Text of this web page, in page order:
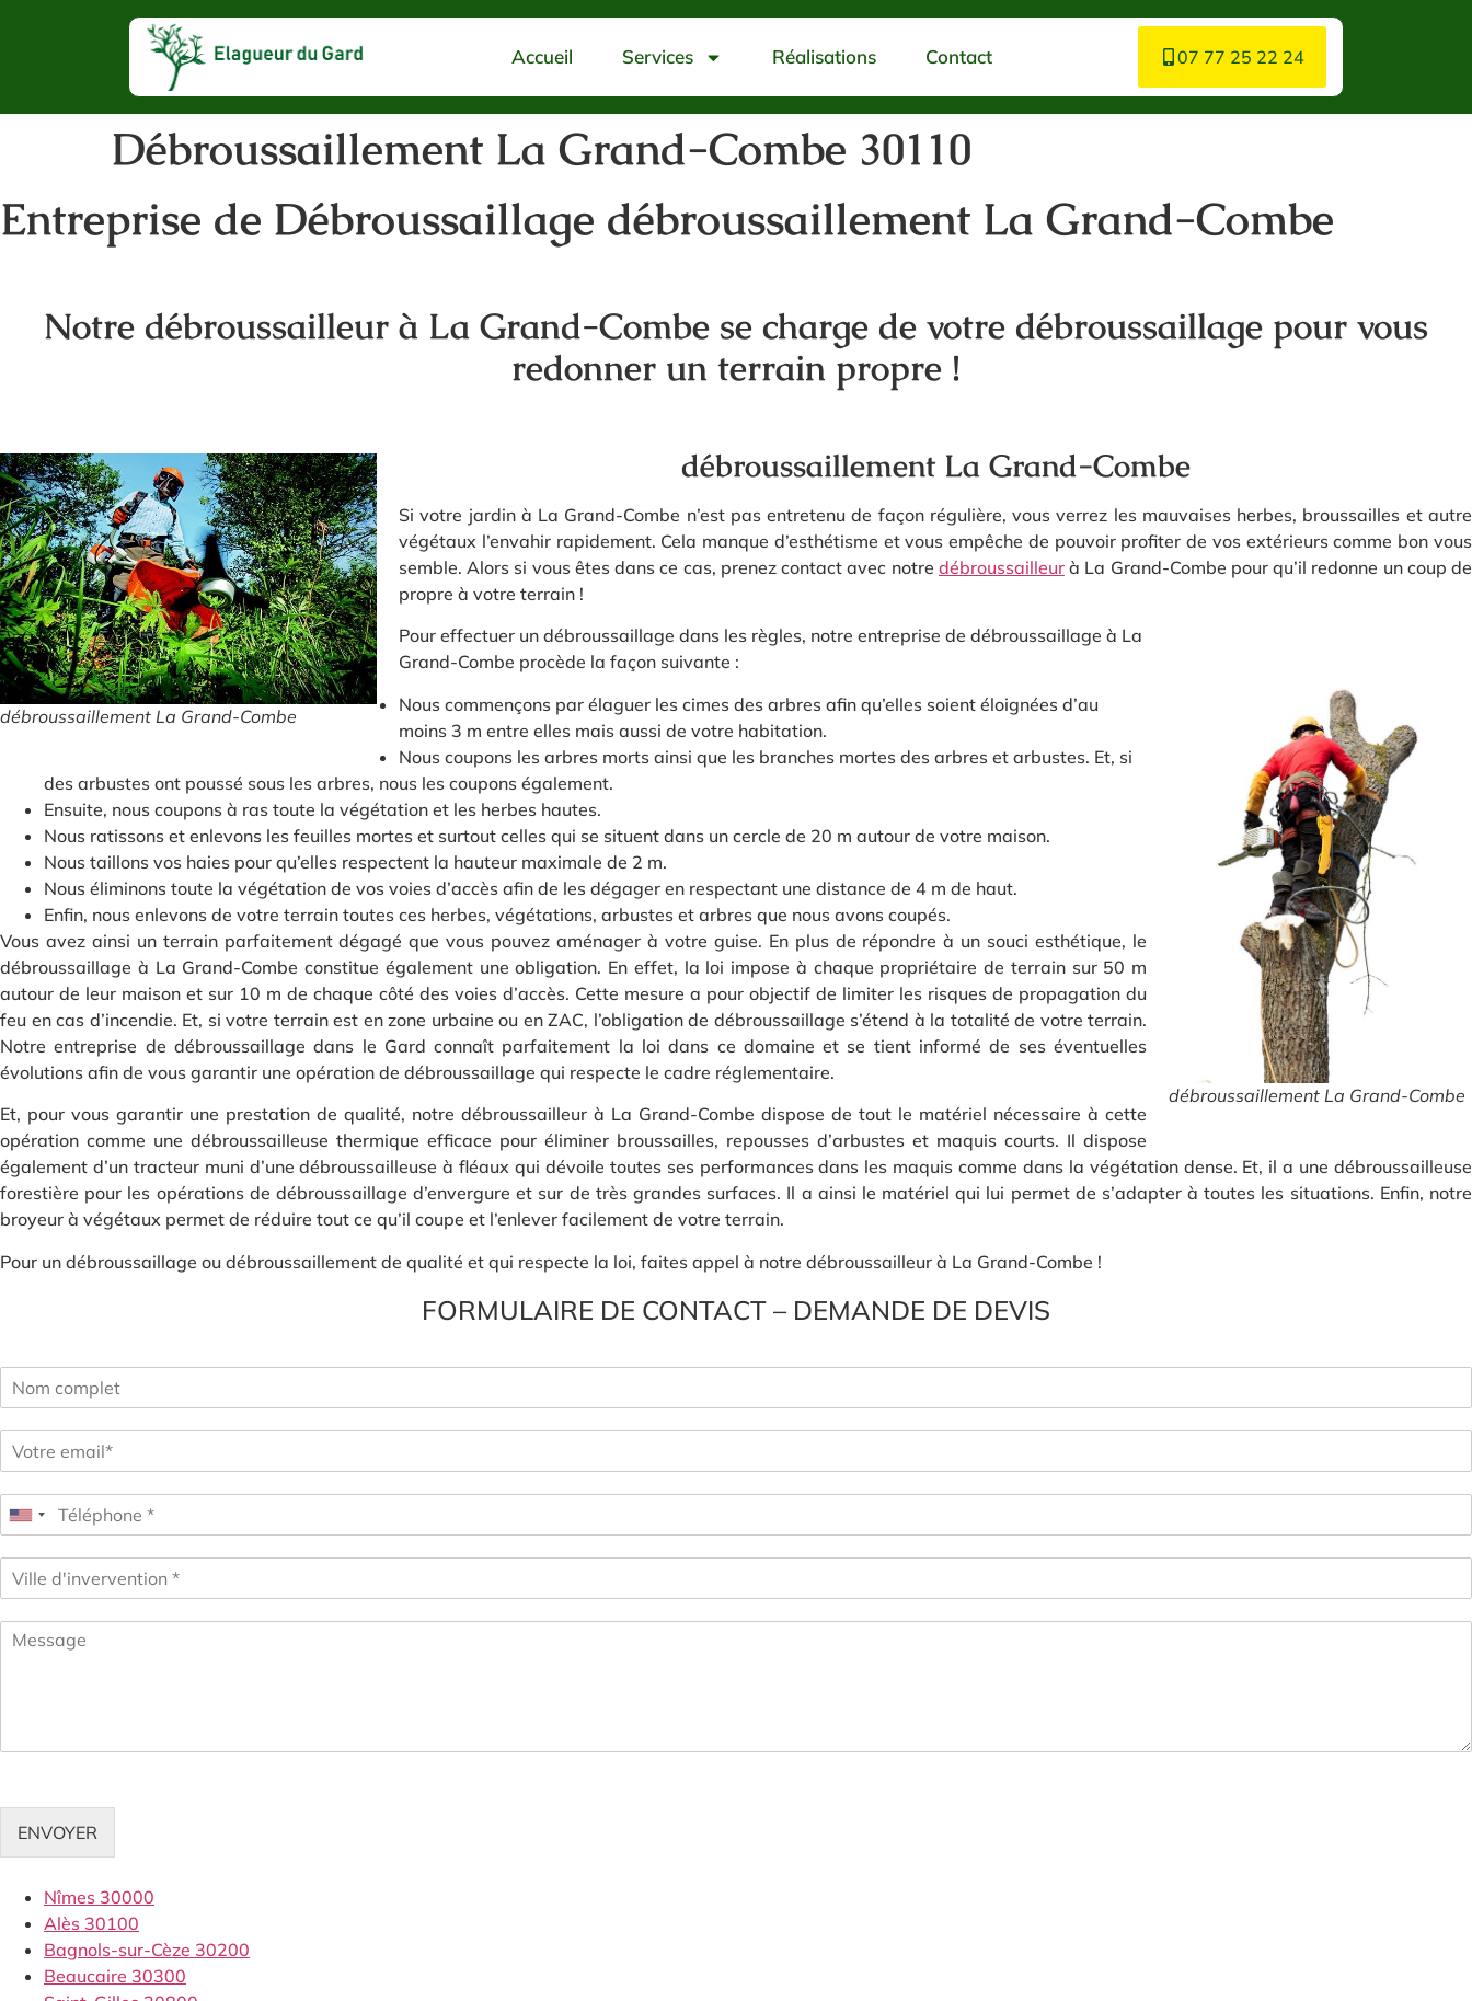
Accueil Services Réalisations Contact 07 77 25 22 24
Débroussaillement La Grand-Combe 30110
Entreprise de Débroussaillage débroussaillement La Grand-Combe
Notre débroussailleur à La Grand-Combe se charge de votre débroussaillage pour vous
redonner un terrain propre !
débroussaillement La Grand-Combe
débroussaillement La Grand-Combe
Si votre jardin à La Grand-Combe n’est pas entretenu de façon régulière, vous verrez les mauvaises herbes, broussailles et autre
végétaux l’envahir rapidement. Cela manque d’esthétisme et vous empêche de pouvoir profiter de vos extérieurs comme bon vous
semble. Alors si vous êtes dans ce cas, prenez contact avec notre débroussailleurà La Grand-Combe pour qu’il redonne un coup de
propre à votre terrain !
débroussaillement La Grand-Combe
Pour effectuer un débroussaillage dans les règles, notre entreprise de débroussaillage à La
Grand-Combe procède la façon suivante :
Nous commençons par élaguer les cimes des arbres afin qu’elles soient éloignées d’au
moins 3 m entre elles mais aussi de votre habitation.
Nous coupons les arbres morts ainsi que les branches mortes des arbres et arbustes. Et, si
des arbustes ont poussé sous les arbres, nous les coupons également.
Ensuite, nous coupons à ras toute la végétation et les herbes hautes.
Nous ratissons et enlevons les feuilles mortes et surtout celles qui se situent dans un cercle de 20 m autour de votre maison.
Nous taillons vos haies pour qu’elles respectent la hauteur maximale de 2 m.
Nous éliminons toute la végétation de vos voies d’accès afin de les dégager en respectant une distance de 4 m de haut.
Enfin, nous enlevons de votre terrain toutes ces herbes, végétations, arbustes et arbres que nous avons coupés.
Vous avez ainsi un terrain parfaitement dégagé que vous pouvez aménager à votre guise. En plus de répondre à un souci esthétique, le
débroussaillage à La Grand-Combe constitue également une obligation. En effet, la loi impose à chaque propriétaire de terrain sur 50 m
autour de leur maison et sur 10 m de chaque côté des voies d’accès. Cette mesure a pour objectif de limiter les risques de propagation du
feu en cas d’incendie. Et, si votre terrain est en zone urbaine ou en ZAC, l’obligation de débroussaillage s’étend à la totalité de votre terrain.
Notre entreprise de débroussaillage dans le Gard connaît parfaitement la loi dans ce domaine et se tient informé de ses éventuelles
évolutions afin de vous garantir une opération de débroussaillage qui respecte le cadre réglementaire.
Et, pour vous garantir une prestation de qualité, notre débroussailleur à La Grand-Combe dispose de tout le matériel nécessaire à cette
opération comme une débroussailleuse thermique efficace pour éliminer broussailles, repousses d’arbustes et maquis courts. Il dispose
également d’un tracteur muni d’une débroussailleuse à fléaux qui dévoile toutes ses performances dans les maquis comme dans la végétation dense. Et, il a une débroussailleuse
forestière pour les opérations de débroussaillage d’envergure et sur de très grandes surfaces. Il a ainsi le matériel qui lui permet de s’adapter à toutes les situations. Enfin, notre
broyeur à végétaux permet de réduire tout ce qu’il coupe et l’enlever facilement de votre terrain.
Pour un débroussaillage ou débroussaillement de qualité et qui respecte la loi, faites appel à notre débroussailleur à La Grand-Combe !
FORMULAIRE DE CONTACT – DEMANDE DE DEVIS
ENVOYER
Nîmes 30000
Alès 30100
Bagnols-sur-Cèze 30200
Beaucaire 30300